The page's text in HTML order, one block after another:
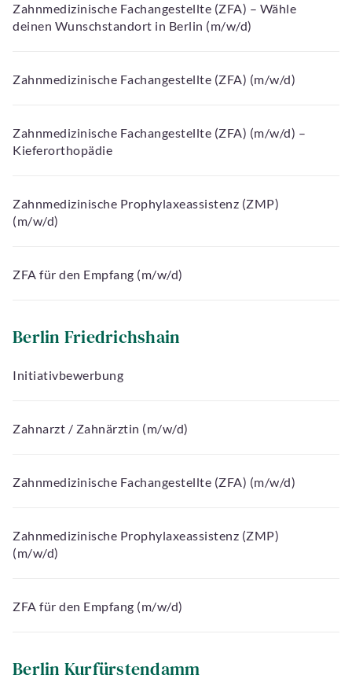
Zahnmedizinische Fachangestellte (ZFA) – Wähle
deinen Wunschstandort in Berlin (m/w/d)
Zahnmedizinische Fachangestellte (ZFA) (m/w/d)
Zahnmedizinische Fachangestellte (ZFA) (m/w/d) –
Kieferorthopädie
Zahnmedizinische Prophylaxeassistenz (ZMP)
(m/w/d)
ZFA für den Empfang (m/w/d)
Berlin Friedrichshain
Initiativbewerbung
Zahnarzt / Zahnärztin (m/w/d)
Zahnmedizinische Fachangestellte (ZFA) (m/w/d)
Zahnmedizinische Prophylaxeassistenz (ZMP)
(m/w/d)
ZFA für den Empfang (m/w/d)
Berlin Kurfürstendamm